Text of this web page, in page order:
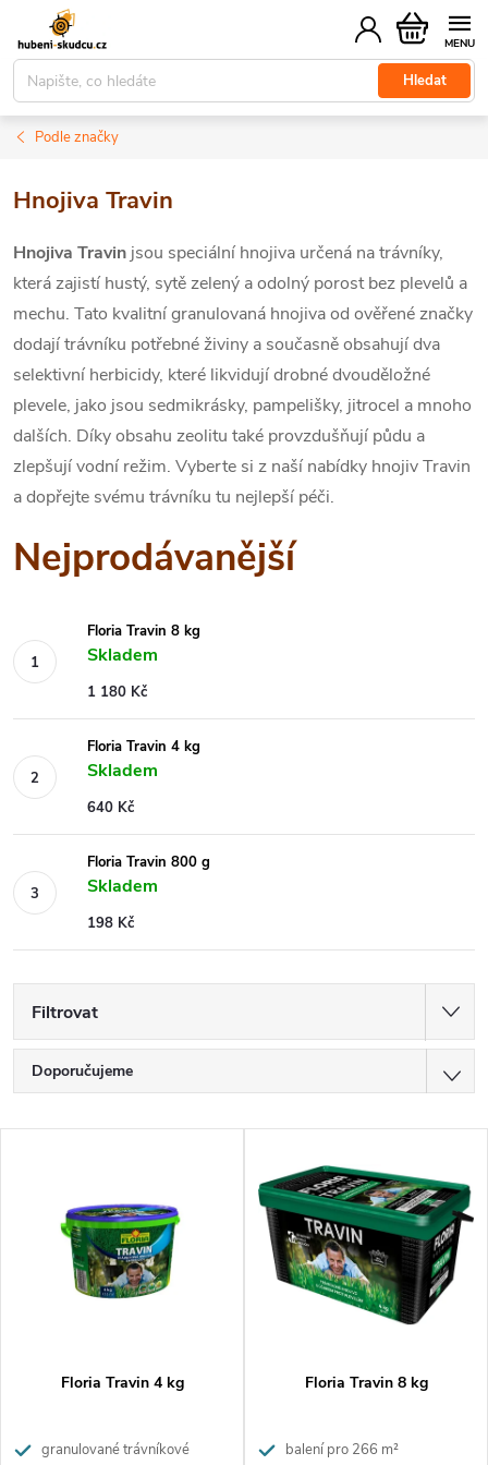
obsah
Hledat
Nákupní
košík
Podle značky
Hnojiva Travin
Hnojiva Travin jsou speciální hnojiva určená na trávníky,
která zajistí hustý, sytě zelený a odolný porost bez plevelů a
mechu. Tato kvalitní granulovaná hnojiva od ověřené značky
dodají trávníku potřebné živiny a současně obsahují dva
selektivní herbicidy, které likvidují drobné dvouděložné
plevele, jako jsou sedmikrásky, pampelišky, jitrocel a mnoho
dalších. Díky obsahu zeolitu také provzdušňují půdu a
zlepšují vodní režim. Vyberte si z naší nabídky hnojiv Travin
a dopřejte svému trávníku tu nejlepší péči.
Nejprodávanější
Floria Travin 8 kg
Skladem
1 180 Kč
Floria Travin 4 kg
Skladem
640 Kč
Floria Travin 800 g
Skladem
198 Kč
Filtrovat
Ř
a
Doporučujeme
Nejprodávanější
Abecedně
r
Floria Travin 4 kg
granulované trávníkové
Floria Travin 8 kg
balení pro 266 m²